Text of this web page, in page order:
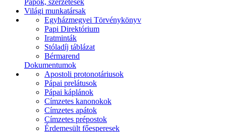
Papok, szerzetesek
Világi munkatársak
Egyházmegyei Törvénykönyv
Papi Direktórium
Iratminták
Stóladíj táblázat
Bérmarend
Dokumentumok
Apostoli protonotáriusok
Pápai prelátusok
Pápai káplánok
Címzetes kanonokok
Címzetes apátok
Címzetes prépostok
Érdemesült főesperesek